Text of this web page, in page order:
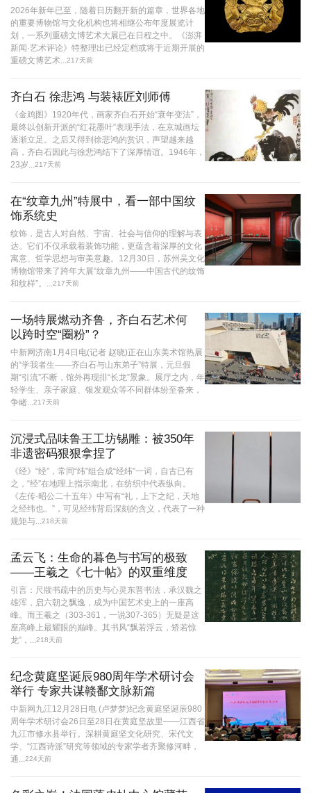
2026年新年已至，随着日历翻开新的篇章，世界各地
的重要博物馆与文化机构也将相继公布年度展览计
划，一系列重磅文博艺术大展已在日程之中。《澎湃
新闻·艺术评论》特整理出已经定档或将于近期开展的
重磅文博艺术...
217天前
齐白石 徐悲鸿 与装裱匠刘师傅
《金鸡图》1920年代，画家齐白石开始“衰年变法”，
最终以创新开派的“红花墨叶”表现手法，在京城画坛
逐渐立足。之后又得到徐悲鸿的赏识，声望越来越
高，齐白石因此与徐悲鸿结下了深厚情谊。1946年，
23岁...
217天前
在“纹章九州”特展中，看一部中国纹
饰系统史
纹饰，是古人对自然、宇宙、社会与信仰的理解与表
达。它们不仅承载着装饰功能，更蕴含着深厚的文化
寓意、哲学思想与审美意趣。12月30日，苏州吴文化
博物馆带来了跨年大展“纹章九州——中国古代的纹饰
和纹样”。...
217天前
一场特展燃动齐鲁，齐白石艺术何
以跨时空“圈粉”？
中新网济南1月4日电(记者 赵晓)正在山东美术馆热展
的“学我者生——齐白石与山东弟子”特展，元旦假
期“引流”不断，馆外再现排“长龙”景象。展厅之内，年
轻学生、亲子家庭、银发观众等不同群体纷至沓来，
争睹...
217天前
沉浸式品味鲁王工坊锡雕：被350年
非遗密码狠狠拿捏了
《经》“经”，常同“纬”组合成“经纬”一词，自古已有
之，“经”在地理上指示南北，在纺织中代表纵向。
《左传·昭公二十五年》中写有“礼，上下之纪，天地
之经纬也。”，可见经纬背后深刻的含义，代表了一种
规矩与...
218天前
孟云飞：生命的暮色与书写的极致
——王羲之《七十帖》的双重维度
引言：尺牍书疏中的历史与心灵东晋书法，承汉魏之
雄浑，启六朝之飘逸，成为中国艺术史上的一座高
峰。而王羲之（303-361，一说307-365）无疑是这
座高峰上最耀眼的巅峰。其书风“飘若浮云，矫若惊
龙”，...
218天前
纪念黄庭坚诞辰980周年学术研讨会
举行 专家共谋赣鄱文脉新篇
中新网九江12月28日电 (卢梦梦)纪念黄庭坚诞辰980
周年学术研讨会26日至28日在黄庭坚故里——江西省
九江市修水县举行。深耕黄庭坚文化研究、宋代文
学、“江西诗派”研究等领域的专家学者齐聚修河畔，
通...
224天前